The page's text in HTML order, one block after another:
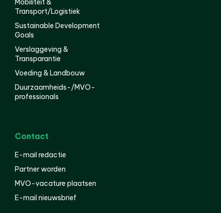
Mobiliteit &
Transport/Logistiek
Sustainable Development
Goals
Verslaggeving &
Transparantie
Voeding & Landbouw
Duurzaamheids-/MVO-
professionals
Contact
E-mail redactie
Partner worden
MVO-vacature plaatsen
E-mail nieuwsbrief